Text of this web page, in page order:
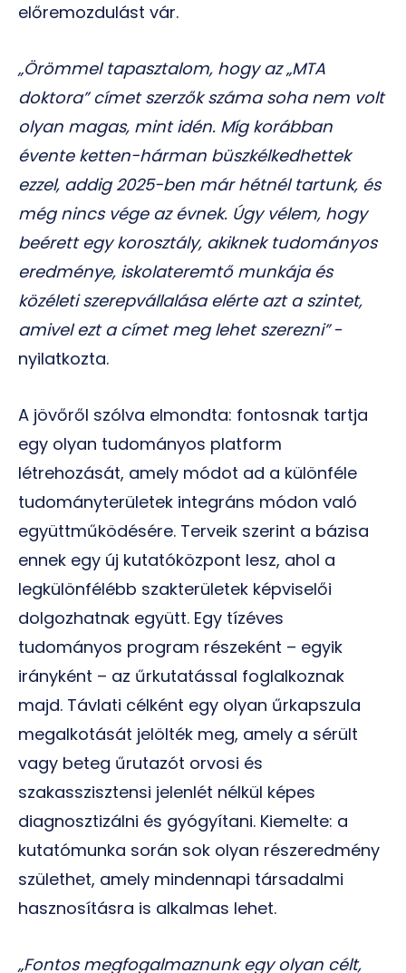
előremozdulást vár.
„Örömmel tapasztalom, hogy az „MTA
doktora” címet szerzők száma soha nem volt
olyan magas, mint idén. Míg korábban
évente ketten-hárman büszkélkedhettek
ezzel, addig 2025-ben már hétnél tartunk, és
még nincs vége az évnek. Úgy vélem, hogy
beérett egy korosztály, akiknek tudományos
eredménye, iskolateremtő munkája és
közéleti szerepvállalása elérte azt a szintet,
amivel ezt a címet meg lehet szerezni”-
nyilatkozta.
A jövőről szólva elmondta: fontosnak tartja
egy olyan tudományos platform
létrehozását, amely módot ad a különféle
tudományterületek integráns módon való
együttműködésére. Terveik szerint a bázisa
ennek egy új kutatóközpont lesz, ahol a
legkülönfélébb szakterületek képviselői
dolgozhatnak együtt. Egy tízéves
tudományos program részeként – egyik
irányként – az űrkutatással foglalkoznak
majd. Távlati célként egy olyan űrkapszula
megalkotását jelölték meg, amely a sérült
vagy beteg űrutazót orvosi és
szakasszisztensi jelenlét nélkül képes
diagnosztizálni és gyógyítani. Kiemelte: a
kutatómunka során sok olyan részeredmény
születhet, amely mindennapi társadalmi
hasznosításra is alkalmas lehet.
„Fontos megfogalmaznunk egy olyan célt,